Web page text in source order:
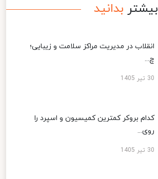
بیشتر بدانید
انقلاب در مدیریت مراکز سلامت و زیبایی؛
چ...
30 تیر 1405
کدام بروکر کمترین کمیسیون و اسپرد را
روی...
30 تیر 1405